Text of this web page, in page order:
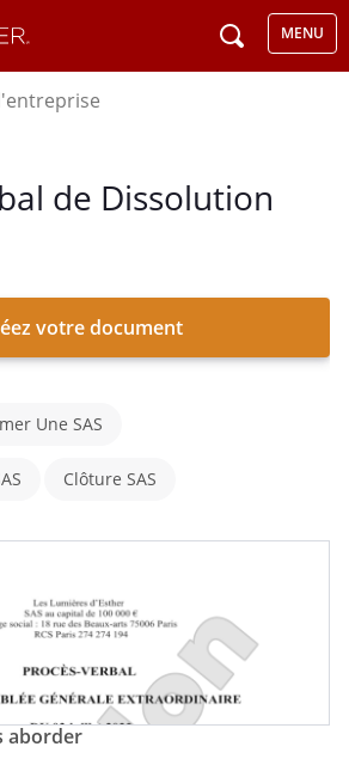
MENU
de Dissolution
votre document
Une SAS
Clôture SAS
aborder